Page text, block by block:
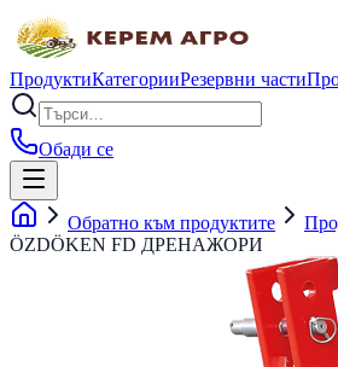
ПродуктиКатегорииРезервни части
Обади се
Обратно към продуктите
ÖZDÖKEN FD ДРЕНАЖОРИ